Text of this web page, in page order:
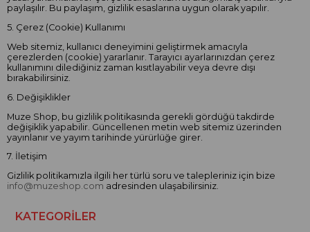
paylaşılır. Bu paylaşım, gizlilik esaslarına uygun olarak yapılır.
5. Çerez (Cookie) Kullanımı
Web sitemiz, kullanıcı deneyimini geliştirmek amacıyla
çerezlerden (cookie) yararlanır. Tarayıcı ayarlarınızdan çerez
kullanımını dilediğiniz zaman kısıtlayabilir veya devre dışı
bırakabilirsiniz.
6. Değişiklikler
Muze Shop, bu gizlilik politikasında gerekli gördüğü takdirde
değişiklik yapabilir. Güncellenen metin web sitemiz üzerinden
yayınlanır ve yayım tarihinde yürürlüğe girer.
7. İletişim
Gizlilik politikamızla ilgili her türlü soru ve talepleriniz için bize
info@muzeshop.com adresinden ulaşabilirsiniz.
KATEGORİLER